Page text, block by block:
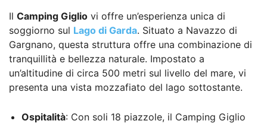
Il Camping Giglio vi offre un’esperienza unica di
soggiorno sul Lago di Garda. Situato a Navazzo di
Gargnano, questa struttura offre una combinazione di
tranquillità e bellezza naturale. Impostato a
un’altitudine di circa 500 metri sul livello del mare, vi
presenta una vista mozzafiato del lago sottostante.
Ospitalità: Con soli 18 piazzole, il Camping Giglio